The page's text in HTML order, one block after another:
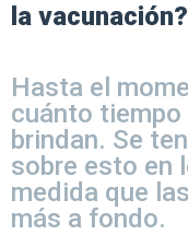
la vacunación?
Hasta el
cuánto
brindan. Se
sobre esto en
medida que
más a fondo.